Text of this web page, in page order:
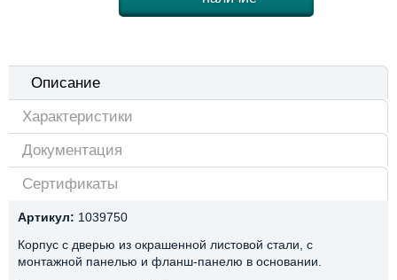
Описание
Характеристики
Документация
Сертификаты
Артикул: 1039750
Корпус с дверью из окрашенной листовой стали, с
монтажной панелью и фланш-панелю в основании.